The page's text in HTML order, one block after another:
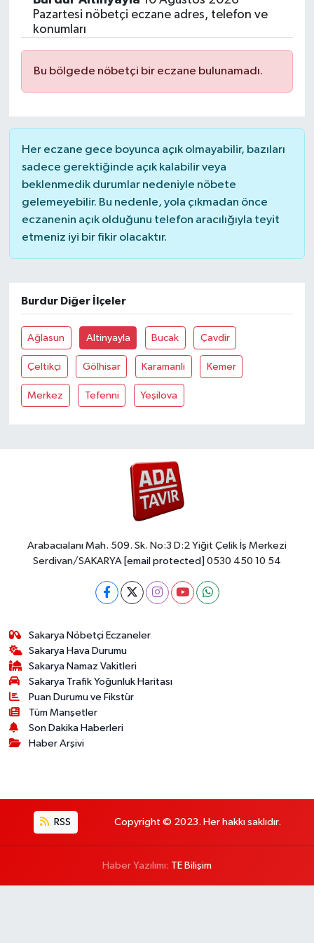
Pazartesi nöbetçi eczane adres, telefon ve
konumları
Bu bölgede nöbetçi bir eczane bulunamadı.
Her eczane gece boyunca açık olmayabilir, bazıları
sadece gerektiğinde açık kalabilir veya
beklenmedik durumlar nedeniyle nöbete
gelemeyebilir. Bu nedenle, yola çıkmadan önce
eczanenin açık olduğunu telefon aracılığıyla teyit
etmeniz iyi bir fikir olacaktır.
Burdur Diğer İlçeler
Ağlasun Altinyayla Bucak Çavdir
Çeltikçi Gölhisar Karamanli Kemer
Merkez Tefenni Yeşilova
Arabacıalanı Mah. 509. Sk. No:3 D:2 Yiğit Çelik İş Merkezi
Serdivan/SAKARYA [email protected] 0530 450 10 54
Sakarya Nöbetçi Eczaneler
Sakarya Hava Durumu
Sakarya Namaz Vakitleri
Sakarya Trafik Yoğunluk Haritası
Puan Durumu ve Fikstür
Tüm Manşetler
Son Dakika Haberleri
Haber Arşivi
RSS Copyright © 2023. Her hakkı saklıdır.
Haber Yazılımı: TE Bilişim